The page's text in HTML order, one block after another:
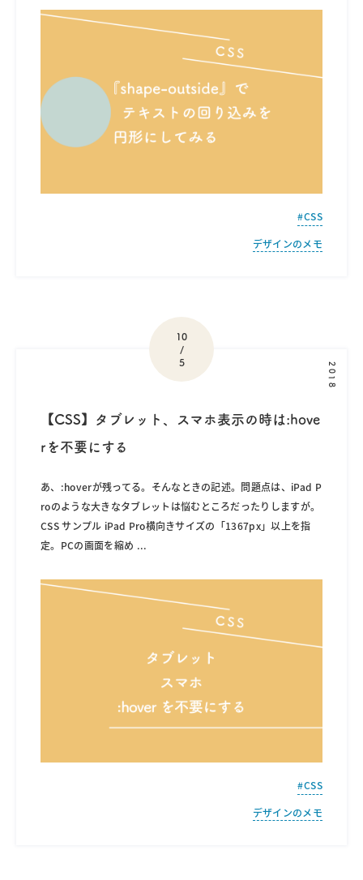
CSS
デザインのメモ
10
/
5
2018
【CSS】タブレット、スマホ表示の時は:hove
rを不要にする
あ、:hoverが残ってる。そんなときの記述。問題点は、iPad P
roのような大きなタブレットは悩むところだったりしますが。
CSS サンプル iPad Pro横向きサイズの「1367px」以上を指
定。PCの画面を縮め ...
CSS
デザインのメモ